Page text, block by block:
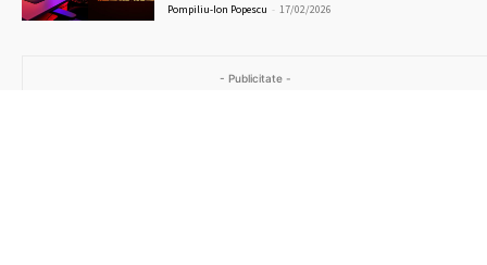
Pompiliu-Ion Popescu - 17/02/2026
- Publicitate -